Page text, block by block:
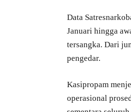
Data
Januari hingga
tersangka. Dari
pengedar.
Kasipropam
operasional